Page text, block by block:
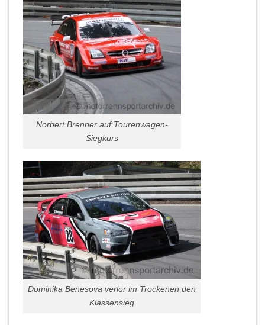
Norbert Brenner auf Tourenwagen-
Siegkurs
Dominika Benesova verlor im Trockenen den
Klassensieg